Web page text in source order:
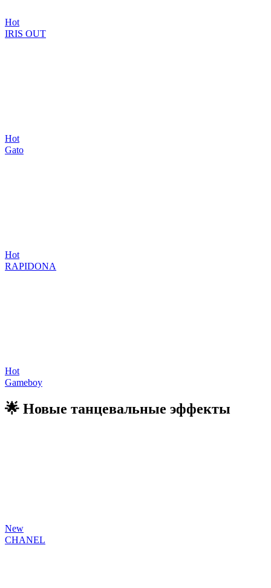
Hot
IRIS OUT
Hot
Gato
Hot
RAPIDONA
Hot
Gameboy
🌟 Новые танцевальные эффекты
New
CHANEL